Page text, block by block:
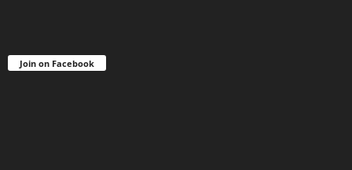
Join on Facebook